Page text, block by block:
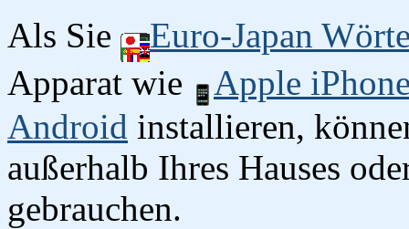
Als Sie
Euro-Japan
Apparat wie
Apple
Android installieren,
außerhalb Ihres Hauses
gebrauchen.